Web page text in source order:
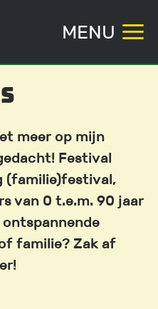
MENU
meer op mijn
Festival
(familie)festival,
van 0 t.e.m. 90 jaar
familie? Zak af